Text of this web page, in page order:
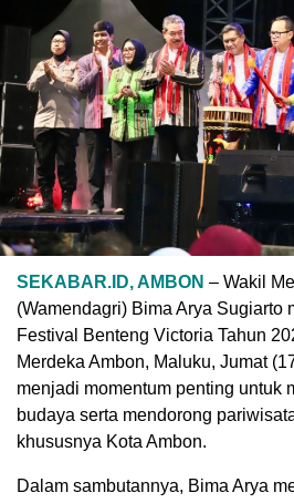
SEKABAR.ID, AMBON – Wakil
(Wamendagri) Bima Arya Sugiarto
Festival Benteng Victoria Tahun
Merdeka Ambon, Maluku, Jumat
menjadi momentum penting untuk
budaya serta mendorong
khususnya Kota Ambon.
Dalam sambutannya, Bima Arya